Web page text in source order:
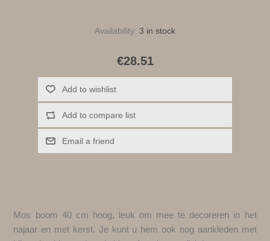
Availability: 3 in stock
€28.51
Add to wishlist
Add to compare list
Email a friend
Mos boom 40 cm hoog, leuk om mee te decoreren in het
najaar en met kerst. Je kunt u hem ook nog aankleden met